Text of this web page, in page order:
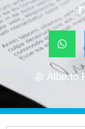
Alberto